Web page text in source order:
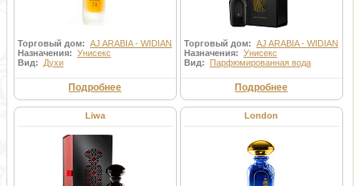
Торговый дом: AJ ARABIA - WIDIAN
Назначения: Унисекс
Вид: Духи
Подробнее
Торговый дом: AJ ARABIA - WIDIAN
Назначения: Унисекс
Вид: Парфюмированная вода
Подробнее
Liwa London